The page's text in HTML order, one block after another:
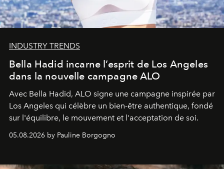
INDUSTRY TRENDS
Bella Hadid incarne l’esprit de Los Angeles
dans la nouvelle campagne ALO
Avec Bella Hadid, ALO signe une campagne inspirée par
Los Angeles qui célèbre un bien-être authentique, fondé
sur l'équilibre, le mouvement et l'acceptation de soi.
05.08.2026 by Pauline Borgogno